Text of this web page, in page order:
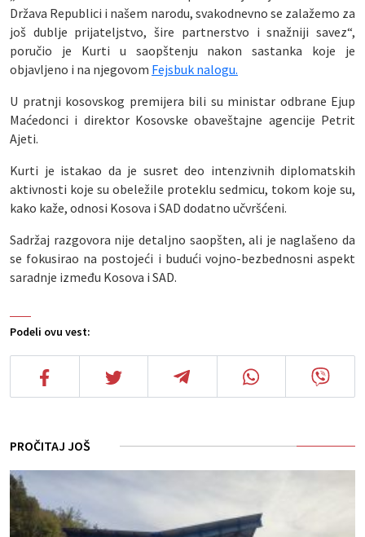
Podeli ovu vest:
Država Republici i našem narodu, svakodnevno se zalažemo za
još dublje prijateljstvo, šire partnerstvo i snažniji savez“,
poručio je Kurti u saopštenju nakon sastanka koje je
objavljeno i na njegovom Fejsbuk nalogu.
U pratnji kosovskog premijera bili su ministar odbrane Ejup
Maćedonci i direktor Kosovske obaveštajne agencije Petrit
Ajeti.
Kurti je istakao da je susret deo intenzivnih diplomatskih
aktivnosti koje su obeležile proteklu sedmicu, tokom koje su,
kako kaže, odnosi Kosova i SAD dodatno učvršćeni.
Sadržaj razgovora nije detaljno saopšten, ali je naglašeno da
se fokusirao na postojeći i budući vojno-bezbednosni aspekt
saradnje između Kosova i SAD.
PROČITAJ JOŠ